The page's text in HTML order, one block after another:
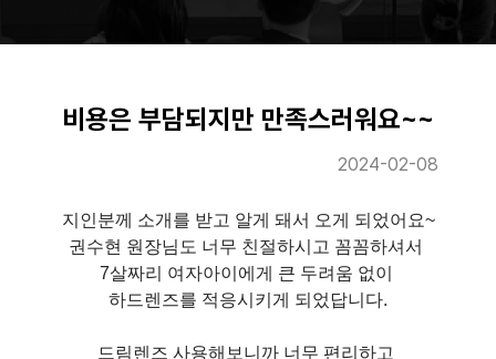
비용은 부담되지만 만족스러워요~~
2024-02-08
지인분께 소개를 받고 알게 돼서 오게 되었어요~
권수현 원장님도 너무 친절하시고 꼼꼼하셔서
7살짜리 여자아이에게 큰 두려움 없이
하드렌즈를 적응시키게 되었답니다.
드림렌즈 사용해보니까 너무 편리하고